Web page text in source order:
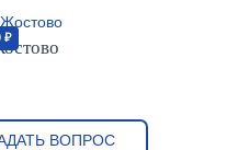
₽
ВОПРОС